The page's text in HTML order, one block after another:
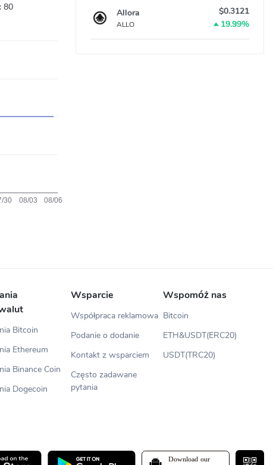
80
Allora
ALLO
$0.3121
19.99%
Bitcoin
Ethereum
Binance Coin
Dogecoin
Wsparcie
Współpraca reklamowa
Podanie o dodanie
Kontakt z wsparciem
Często zadawane
pytania
Wspomóż nas
Bitcoin
ETH&USDT(ERC20)
USDT(TRC20)